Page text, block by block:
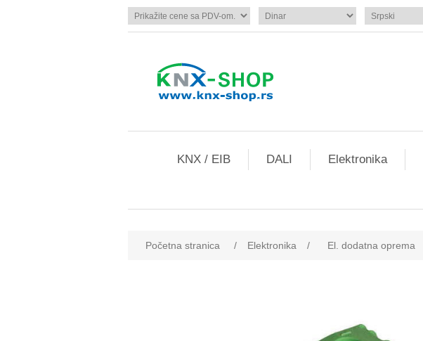
KNX / EIB DALI Elektronika
Početna stranica / Elektronika / El. dodatna oprema